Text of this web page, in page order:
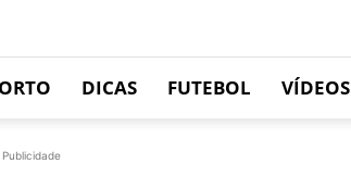
DICAS FUTEBOL VÍDEOS
Publicidade